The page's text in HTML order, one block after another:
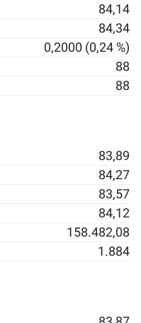
84,14
84,34
0,2000 (0,24 %)
88
88
83,89
84,27
83,57
84,12
158.482,08
1.884